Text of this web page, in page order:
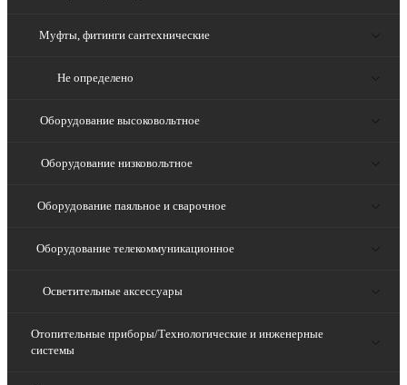
Муфты, фитинги сантехнические
Не определено
Оборудование высоковольтное
Оборудование низковольтное
Оборудование паяльное и сварочное
Оборудование телекоммуникационное
Осветительные аксессуары
Отопительные приборы/Технологические и инженерные
системы